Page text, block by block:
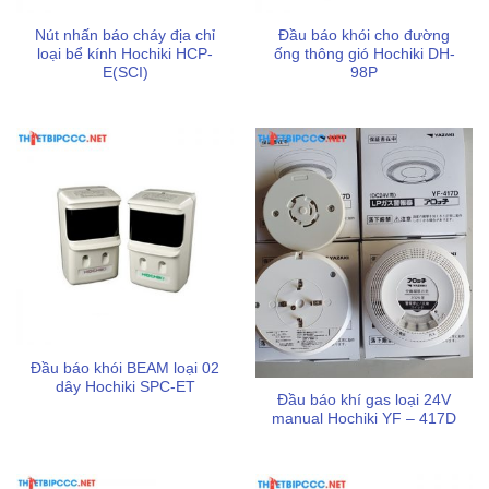
Việc sử dụng thiết bị đúng cách không chỉ kéo dài tuổi thọ
sản phẩm mà còn đảm bảo an toàn tuyệt đối cho tài sản và
tính mạng.
Bạn nên ưu tiên lắp đặt thiết bị
tại các khu vực như nhà bếp, xưởng sản xuất hoặc
những nơi có khói bụi mà đầu báo khói thường dễ gây
Nút nhấn báo cháy địa chỉ
loại bể kính Hochiki HCP-
E(SCI)
Đầu báo khói cho đường
ống thông gió Hochiki DH-
98P
Đầu báo khói BEAM loại 02
dây Hochiki SPC-ET
Đầu báo khí gas loại 24V
manual Hochiki YF – 417D